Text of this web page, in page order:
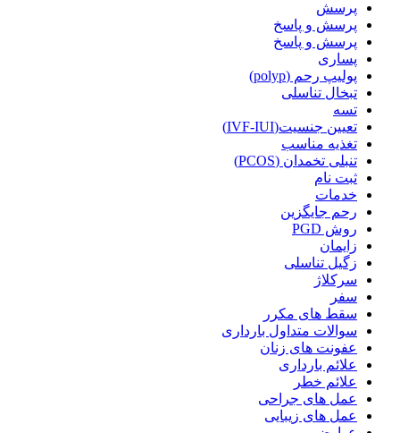
پرسش
پرسش و پاسخ
پرسش و پاسخ
پساری
پولیپ رحم (polyp)
تبخال تناسلی
تسه
تعیین جنسیت(IVF-IUI)
تغذیه مناسب
تنبلی تخمدان (PCOS)
ثبت نام
خدمات
رحم جایگزین
روش PGD
زایمان
زگیل تناسلی
سرکلاژ
سفر
سقط های مکرر
سوالات متداول بارداری
عفونت های زنان
علائم بارداری
علائم خطر
عمل های جراحی
عمل های زیبایی